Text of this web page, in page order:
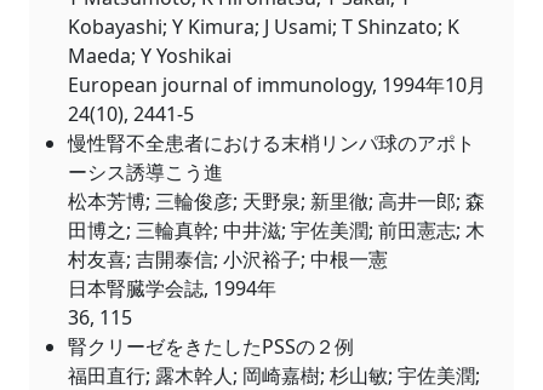
Kobayashi; Y Kimura; J Usami; T Shinzato; K
Maeda; Y Yoshikai
European journal of immunology, 1994年10月
24(10), 2441-5
慢性腎不全患者における末梢リンパ球のアポト
ーシス誘導こう進
松本芳博; 三輪俊彦; 天野泉; 新里徹; 高井一郎; 森
田博之; 三輪真幹; 中井滋; 宇佐美潤; 前田憲志; 木
村友喜; 吉開泰信; 小沢裕子; 中根一憲
日本腎臓学会誌, 1994年
36, 115
腎クリーゼをきたしたPSSの２例
福田直行; 露木幹人; 岡崎嘉樹; 杉山敏; 宇佐美潤;